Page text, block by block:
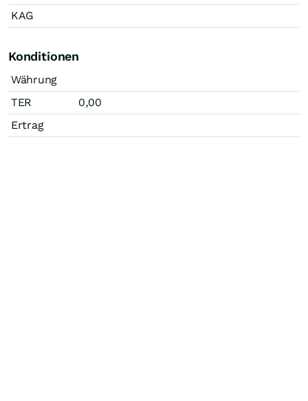
KAG
Konditionen
Währung
TER
0,00
Ertrag